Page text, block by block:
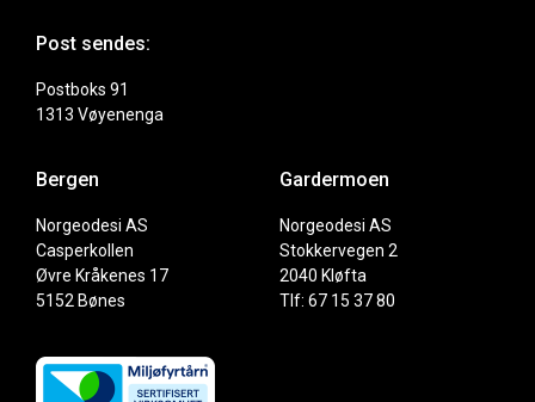
Post sendes:
Postboks 91
1313 Vøyenenga
Bergen
Norgeodesi AS
Casperkollen
Øvre Kråkenes 17
5152 Bønes
Gardermoen
Norgeodesi AS
Stokkervegen 2
2040 Kløfta
Tlf: 67 15 37 80